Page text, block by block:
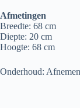
Afmetingen
Breedte: 68 cm
Diepte: 20 cm
Hoogte: 68 cm
Onderhoud: